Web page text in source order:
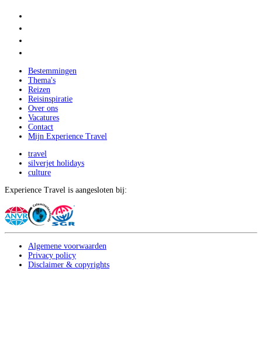
Bestemmingen
Thema's
Reizen
Reisinspiratie
Over ons
Vacatures
Contact
Mijn Experience Travel
travel
silverjet holidays
culture
Experience Travel is aangesloten bij:
Algemene voorwaarden
Privacy policy
Disclaimer & copyrights